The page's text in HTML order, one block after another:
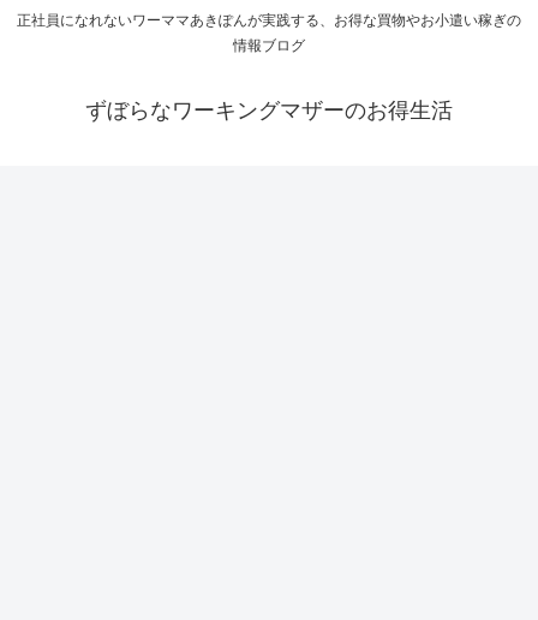
正社員になれないワーママあきぽんが実践する、お得な買物やお小遣い稼ぎの
情報ブログ
ずぼらなワーキングマザーのお得生活